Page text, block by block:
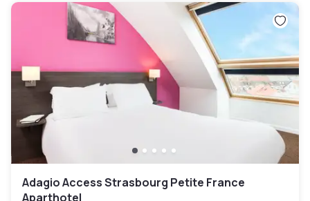
Adagio Access Strasbourg Petite France
Aparthotel